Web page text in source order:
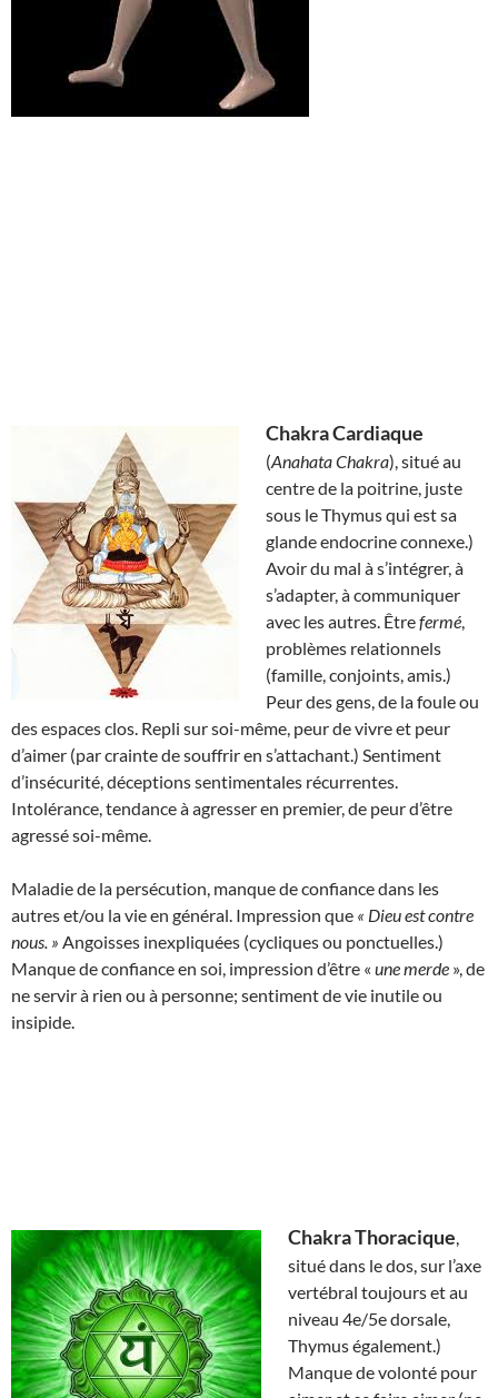
Chakra Cardiaque
(Anahata Chakra), situé au
centre de la poitrine, juste
sous le Thymus qui est sa
glande endocrine connexe.)
Avoir du mal à s’intégrer, à
s’adapter, à communiquer
avec les autres. Êtrefermé,
problèmes relationnels
(famille, conjoints, amis.)
Peur des gens, de la foule ou
des espaces clos. Repli sur soi-même, peur de vivre et peur
d’aimer (par crainte de souffrir en s’attachant.) Sentiment
d’insécurité, déceptions sentimentales récurrentes.
Intolérance, tendance à agresser en premier, de peur d’être
agressé soi-même.
Maladie de la persécution, manque de confiance dans les
autres et/ou la vie en général. Impression que « Dieu est contre
nous. » Angoisses inexpliquées (cycliques ou ponctuelles.)
Manque de confiance en soi, impression d’être « une merde », de
ne servir à rien ou à personne; sentiment de vie inutile ou
insipide.
Chakra Thoracique,
situé dans le dos, sur l’axe
vertébral toujours et au
niveau 4e/5e dorsale,
Thymus également.)
Manque de volonté pour